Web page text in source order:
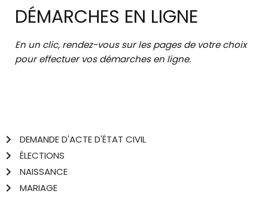
DÉMARCHES EN LIGNE
En un clic, rendez-vous sur les pages de votre choix
pour effectuer vos démarches en ligne.
DEMANDE D'ACTE D'ÉTAT CIVIL
ÉLECTIONS
NAISSANCE
MARIAGE